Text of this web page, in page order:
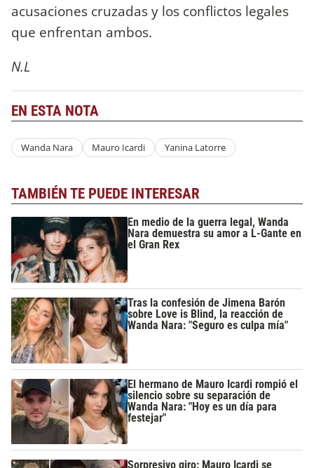
acusaciones cruzadas y los conflictos legales
que enfrentan ambos.
N.L
EN ESTA NOTA
Wanda Nara Mauro Icardi Yanina Latorre
TAMBIÉN TE PUEDE INTERESAR
En medio de la guerra legal, Wanda
Nara demuestra su amor a L-Gante en
el Gran Rex
Tras la confesión de Jimena Barón
sobre Love is Blind, la reacción de
Wanda Nara: "Seguro es culpa mía"
El hermano de Mauro Icardi rompió el
silencio sobre su separación de
Wanda Nara: "Hoy es un día para
festejar"
Sorpresivo giro: Mauro Icardi se